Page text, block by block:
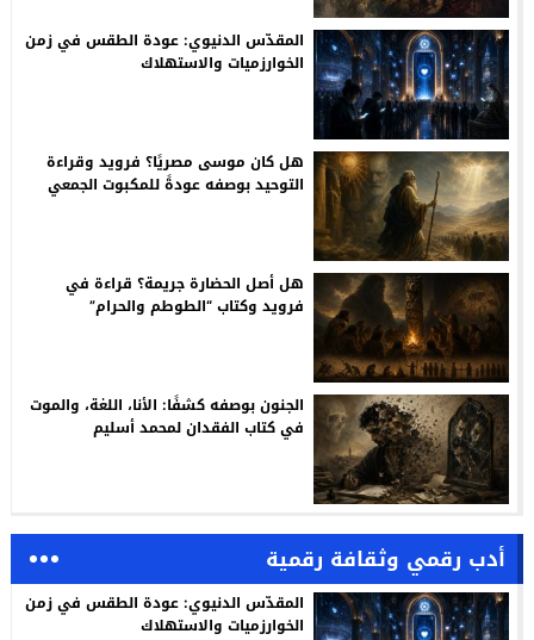
المقدّس الدنيوي: عودة الطقس في زمن
الخوارزميات والاستهلاك
هل كان موسى مصريًا؟ فرويد وقراءة
التوحيد بوصفه عودةً للمكبوت الجمعي
هل أصل الحضارة جريمة؟ قراءة في
فرويد وكتاب “الطوطم والحرام”
الجنون بوصفه كشفًا: الأنا، اللغة، والموت
في كتاب الفقدان لمحمد أسليم
أدب رقمي وثقافة رقمية
المقدّس الدنيوي: عودة الطقس في زمن
الخوارزميات والاستهلاك